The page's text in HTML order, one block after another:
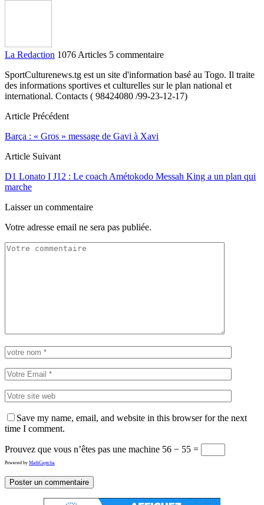
La Redaction 1076 Articles 5 commentaire
SportCulturenews.tg est un site d'information basé au Togo. Il traite
des informations sportives et culturelles sur le plan national et
international. Contacts ( 98424080 /99-23-12-17)
Article Précédent
Barça : « Gros » message de Gavi à Xavi
Article Suivant
D1 Lonato I J12 : Le coach Amétokodo Messah King a un plan qui
marche
Laisser un commentaire
Votre adresse email ne sera pas publiée.
Save my name, email, and website in this browser for the next
time I comment.
Prouvez que vous n’êtes pas une machine 56 − 55 =
Powered by MathCaptcha